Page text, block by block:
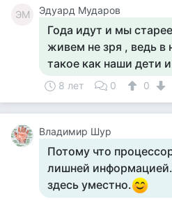
ЭМ Эдуард Мударов
Года идут и мы
живем не зря , ведь в
такое как наши дети
8 лет 0 0
Владимир Шур
Потому что
лишней
здесь уместно.